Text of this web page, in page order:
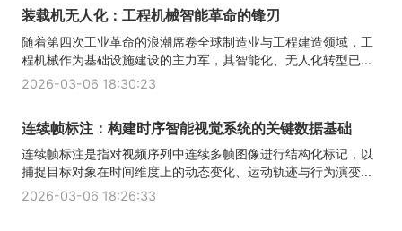
装载机无人化：工程机械智能革命的锋刃
随着第四次工业革命的浪潮席卷全球制造业与工程建造领域，工
程机械作为基础设施建设的主力军，其智能化、无人化转型已...
2026-03-06 18:30:23
连续帧标注：构建时序智能视觉系统的关键数据基础
连续帧标注是指对视频序列中连续多帧图像进行结构化标记，以
捕捉目标对象在时间维度上的动态变化、运动轨迹与行为演变...
2026-03-06 18:26:33